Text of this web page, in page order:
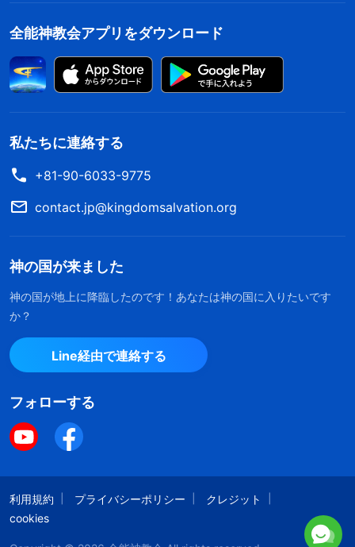
いうことかもしれません。これがすべてのものを神
に取り上げられるということです。本分において怠
慢で、代償を払わず、真剣でないなら、神はそれま
す権利を取り消し、それをあなたに与えることはあ
りません。神が賜物と素質を授けたのに、あなたは
本分を正しく尽くさず、神のために自分を費やさ
たが持っていたものを取り上げます。神は人間に特
別なスキルや知能や知恵を与え、賜物を授けていま
す。人はそれをどう使うべきでしょうか。あなたが
持つ特別なスキル、賜物、知能や知恵は、自分の本
分に捧げなければなりません。心を使い、あなたが
知っていることすべて、理解していることすべて、
達成できることすべてを、自分の本分のために用い
なければなりません。そうすれば、あなたは祝福さ
れるでしょう。神に祝福されるとはどういうことで
すか。人はそれをどのように感じますか。神に啓か
れ、導かれるということ、本分を尽くせば道がある
全能神教会アプリをダウンロード
私たちに連絡する
+81-90-6033-9775
contact.jp@kingdomsalvation.org
神の国が来ました
神の国が地上に降臨したのです！あなたは神の国に入りたいです
か？
Line経由で連絡する
フォローする
利用規約 プライバシーポリシー
クレジット
cookies